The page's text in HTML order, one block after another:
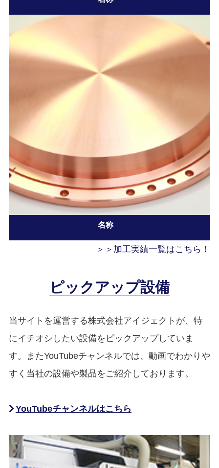
名称
＞＞加工実績一覧はこちら！
ピックアップ設備
当サイトを運営する株式会社アイジェクトが、特
にイチオシしたい設備をピックアップしていま
す。またYouTubeチャンネルでは、動画でわかりや
すく当社の設備や製品をご紹介しております。
YouTubeチャンネルはこちら